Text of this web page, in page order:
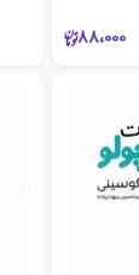
88،000